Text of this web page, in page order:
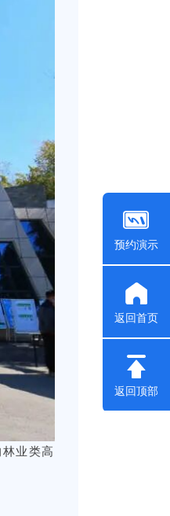
业类高
预约演示
返回首页
返回顶部